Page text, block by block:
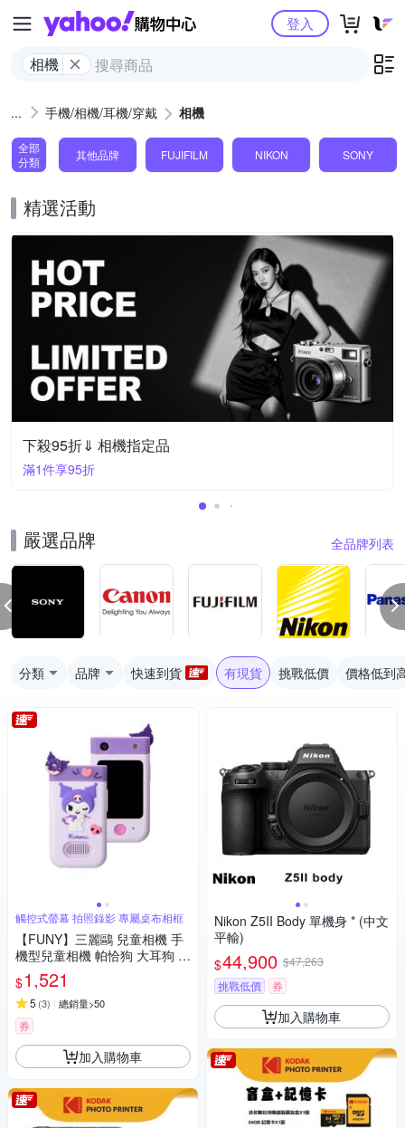
Yahoo購物中心
相機
登入
手機/相機/耳機/穿戴 相機
全部
分類
其他品牌 FUJIFILM NIKON SONY
精選活動
下殺95折⇓ 相機指定品
滿1件享95折
嚴選品牌 全品牌列表
分類 品牌 快速到貨 有現貨 挑戰低價 價格低到
觸控式螢幕 拍照錄影 專屬桌布相框
【FUNY】三麗鷗 兒童相機 手
機型兒童相機 帕恰狗 大耳狗 酷
洛米
$1,521
5 (3) 總銷量>50
券
加入購物車
Nikon Z5II Body 單機身 * (中文
平輸)
$44,900 $47,263
挑戰低價
券
加入購物車